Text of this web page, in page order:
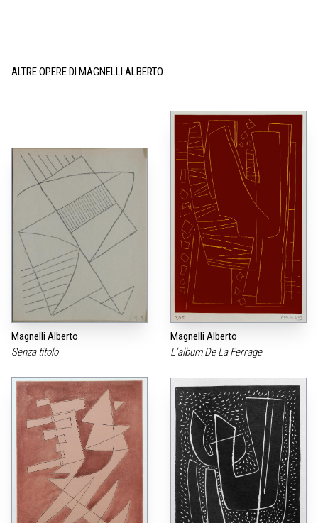
ALTRE OPERE DI MAGNELLI ALBERTO
Magnelli Alberto
Senza titolo
Magnelli Alberto
L‘album De La Ferrage